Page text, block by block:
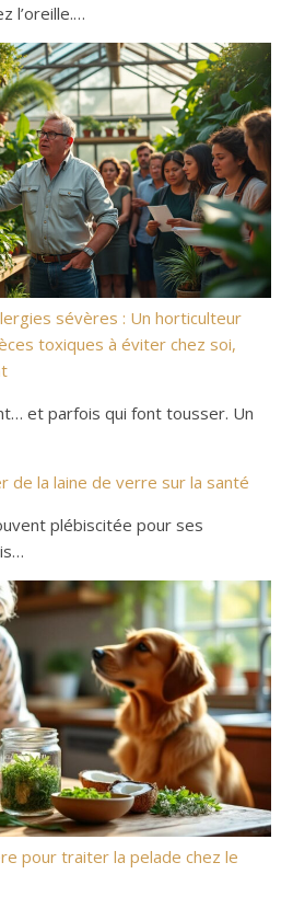
l’oreille.…
sévères : Un horticulteur
toxiques à éviter chez soi,
et parfois qui font tousser. Un
de la laine de verre sur la santé
plébiscitée pour ses
pour traiter la pelade chez le